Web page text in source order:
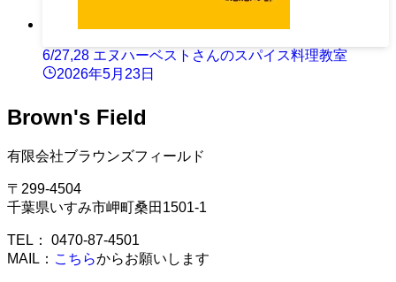
6/27,28 エヌハーベストさんのスパイス料理教室
2026年5月23日
Brown's Field
有限会社ブラウンズフィールド
〒299-4504
千葉県いすみ市岬町桑田1501-1
TEL： 0470-87-4501
MAIL： こちらからお願いします